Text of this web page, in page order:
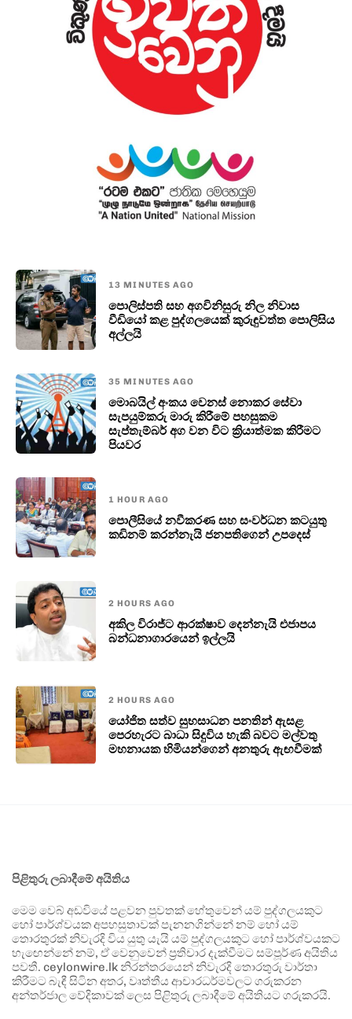
13 MINUTES AGO
පොලිස්පති සහ අගවිනිසුරු නිල නිවාස
වීඩියෝ කළ පුද්ගලයෙක් කුරුඳුවත්ත පොලිසිය
අල්ලයි
35 MINUTES AGO
මොබයිල් අංකය වෙනස් නොකර සේවා
සැපයුම්කරු මාරු කිරීමේ පහසුකම
සැප්තැම්බර් අග වන විට ක්‍රියාත්මක කිරීමට
පියවර
1 HOUR AGO
පොලීසියේ නවීකරණ සහ සංවර්ධන කටයුතු
කඩිනම් කරන්නැයි ජනපතිගෙන් උපදෙස්
2 HOURS AGO
අකිල විරාජ්ට ආරක්ෂාව දෙන්නැයි එජාපය
බන්ධනාගාරයෙන් ඉල්ලයි
2 HOURS AGO
යෝජිත සත්ව සුභසාධන පනතින් ඇසළ
පෙරහැරට බාධා සිදුවිය හැකි බවට මල්වතු
මහනායක හිමියන්ගෙන් අනතුරු ඇඟවීමක්
පිළිතුරු ලබාදීමේ අයිතිය
මෙම වෙබ් අඩවියේ පළවන පුවතක් හේතුවෙන් යම් පුද්ගලයකුට
හෝ පාර්ශ්වයක අපහසුතාවක් පැනනගින්නේ නම් හෝ යම්
තොරතුරක් නිවැරදි විය යුතු යැයි යම් පුද්ගලයකුට හෝ පාර්ශ්වයකට
හැඟෙන්නේ නම්, ඒ වෙනුවෙන් ප්‍රතිචාර දැක්වීමට සම්පූර්ණ අයිතිය
පවතී. ceylonwire.lk නිරන්තරයෙන් නිවැරදි තොරතුරු වාර්තා
කිරීමට බැඳී සිටින අතර, වෘත්තීය ආචාරධර්මවලට ගරුකරන
අන්තර්ජාල වේදිකාවක් ලෙස පිළිතුරු ලබාදීමේ අයිතියට ගරුකරයි.